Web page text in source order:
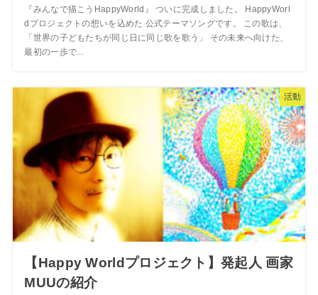
『みんなで描こうHappyWorld』 ついに完成しました。 HappyWorl
dプロジェクトの想いを込めた 公式テーマソングです。 この歌は、
「世界の子どもたちが同じ日に同じ歌を歌う」 その未来へ向けた、
最初の一歩で...
活動
【Happy Worldプロジェクト】発起人 画家
MUUの紹介